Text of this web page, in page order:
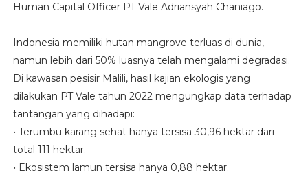
Human Capital Officer PT Vale Adriansyah Chaniago.
Indonesia memiliki hutan mangrove terluas di dunia,
namun lebih dari 50% luasnya telah mengalami degradasi.
Di kawasan pesisir Malili, hasil kajian ekologis yang
dilakukan PT Vale tahun 2022 mengungkap data terhadap
tantangan yang dihadapi:
• Terumbu karang sehat hanya tersisa 30,96 hektar dari
total 111 hektar.
• Ekosistem lamun tersisa hanya 0,88 hektar.